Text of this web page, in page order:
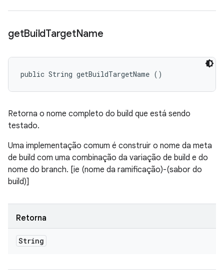
getBuildTargetName
public String getBuildTargetName ()
Retorna o nome completo do build que está sendo
testado.
Uma implementação comum é construir o nome da meta
de build com uma combinação da variação de build e do
nome do branch. [ie (nome da ramificação)-(sabor do
build)]
Retorna
String